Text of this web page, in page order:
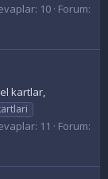
10 Forum:
kartlar,
11
Forum: